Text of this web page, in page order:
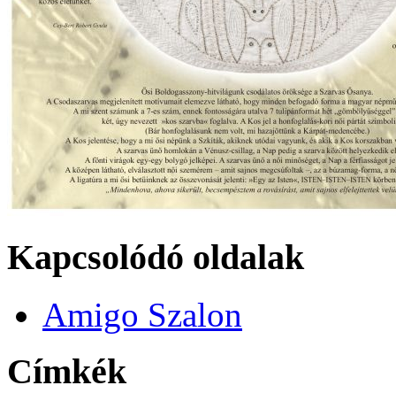
Kapcsolódó oldalak
Amigo Szalon
Címkék